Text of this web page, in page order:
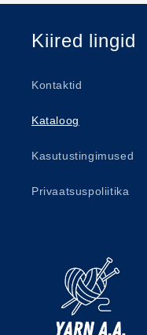
Kiired lingid
Kontaktid
Kataloog
Kasutustingimused
Privaatsuspoliitika